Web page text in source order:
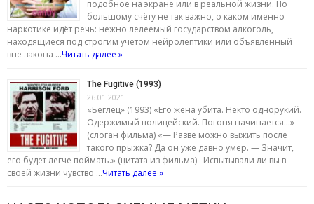
подобное на экране или в реальной жизни. По
большому счёту не так важно, о каком именно
наркотике идёт речь: нежно лелеемый государством алкоголь,
находящиеся под строгим учётом нейролептики или объявленный
вне закона …Читать далее »
The Fugitive (1993)
26.01.2021
«Беглец» (1993) «Его жена убита. Некто однорукий.
Одержимый полицейский. Погоня начинается…»
(слоган фильма) «— Разве можно выжить после
такого прыжка? Да он уже давно умер. — Значит,
его будет легче поймать.» (цитата из фильма) Испытывали ли вы в
своей жизни чувство …Читать далее »